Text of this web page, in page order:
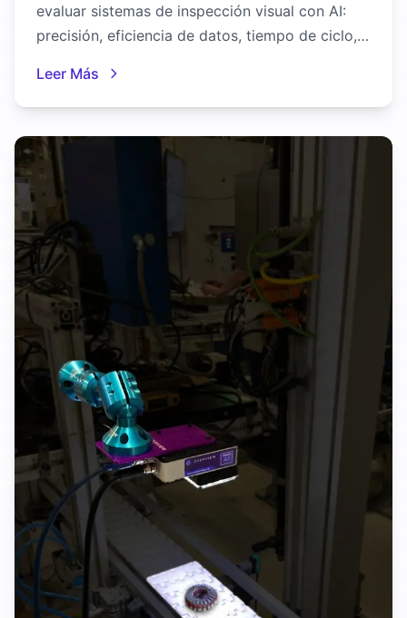
evaluar sistemas de inspección visual con AI:
precisión, eficiencia de datos, tiempo de ciclo,
cómo realizar una POC justa.
Leer Más